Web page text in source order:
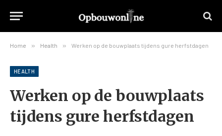
Home » Health » Werken op de bouwplaats tijdens gure herfstdagen
HEALTH
Werken op de bouwplaats
tijdens gure herfstdagen